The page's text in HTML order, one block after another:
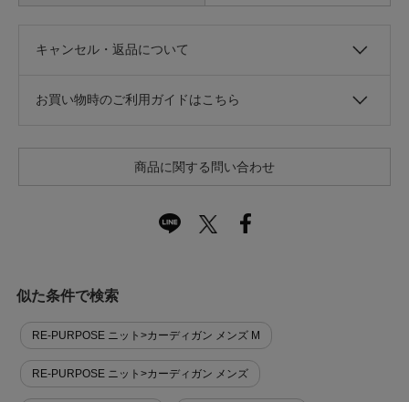
キャンセル・返品について
お買い物時のご利用ガイドはこちら
商品に関する問い合わせ
似た条件で検索
RE-PURPOSE ニット>カーディガン メンズ M
RE-PURPOSE ニット>カーディガン メンズ